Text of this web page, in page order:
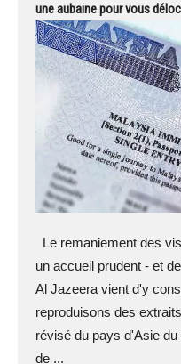
une aubaine pour vous
Le remaniement des
un accueil prudent - et
Al Jazeera vient d'y
reproduisons des
révisé du pays d'Asie
de ...